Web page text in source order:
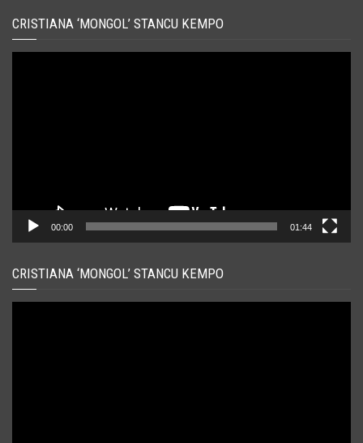
CRISTIANA ‘MONGOL’ STANCU KEMPO
00:00 01:44
CRISTIANA ‘MONGOL’ STANCU KEMPO